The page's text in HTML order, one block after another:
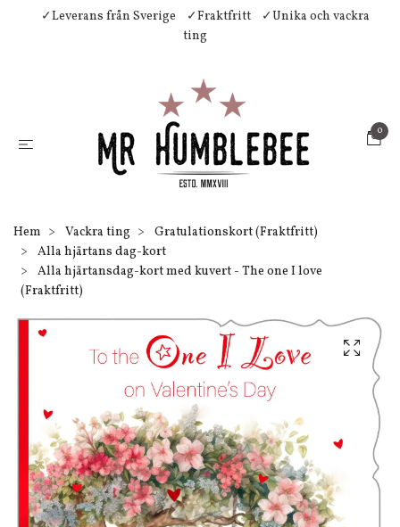
✓Leverans från Sverige ✓Fraktfritt
✓Unika och vackra
ting
0
Hem Vackra ting
Gratulationskort (Fraktfritt)
Alla hjärtans dag-kort
Alla hjärtansdag-kort med kuvert - The one I love
(Fraktfritt)